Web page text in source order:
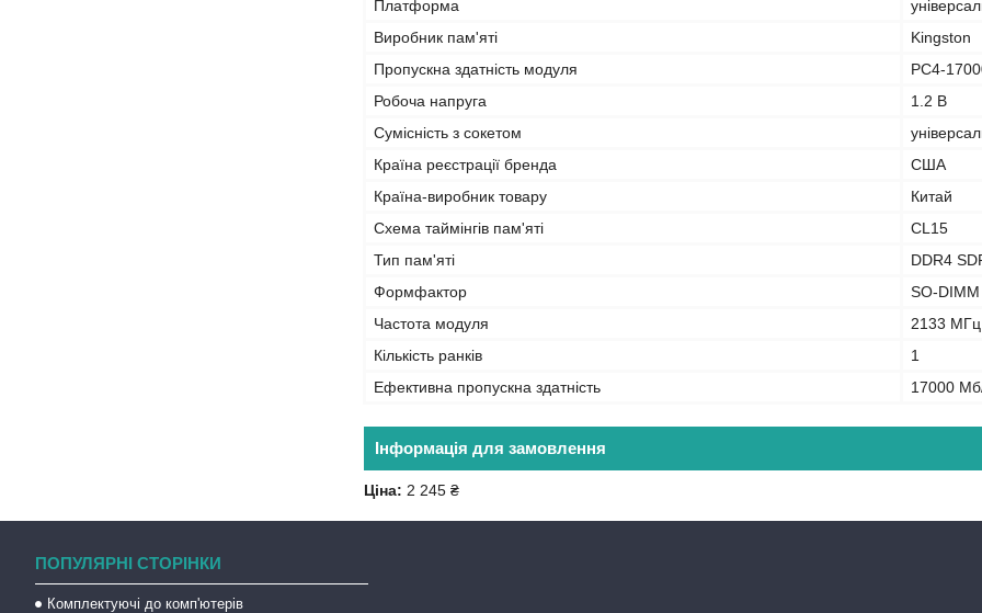
Платформа
Виробник пам'яті
Kingston
Пропускна здатність модуля
PC4-
Робоча напруга
1.2 B
Сумісність з сокетом
Країна реєстрації бренда
США
Країна-виробник товару
Китай
Схема таймінгів пам'яті
CL15
Тип пам'яті
DDR4
Формфактор
SO-DIMM
Частота модуля
2133 МГц
Кількість ранків
1
Ефективна пропускна здатність
17000
Інформація для замовлення
Ціна: 2 245 ₴
ПОПУЛЯРНІ СТОРІНКИ
Комплектуючі до комп'ютерів